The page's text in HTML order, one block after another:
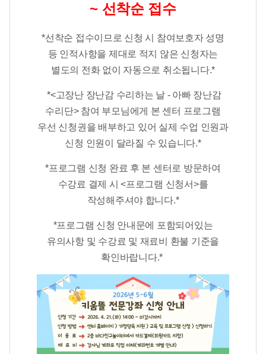
~ 선착순 접수
*선착순 접수이므로 신청 시 참여보호자 성명
등 인적사항을 제대로 적지 않은 신청자는
별도의 전화 없이 자동으로 취소됩니다.*
*<고장난 장난감 수리하는 날 - 아빠 장난감
수리단> 참여 부모님에게 본 센터 프로그램
우선 신청권을 배부하고 있어 실제 수업 인원과
신청 인원이 달라질 수 있습니다.*​​
*프로그램 신청 완료 후 본 센터로 방문하여
수강료 결제 시 <프로그램 신청서>를
작성해주셔야 합니다.*​
*​프로그램 신청 안내문에 포함되어있는
유의사항 및 수강료 및 재료비 환불 기준을
확인바랍니다.*​